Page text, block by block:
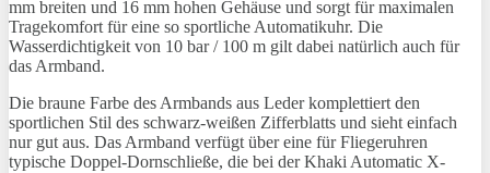
mm breiten und 16 mm hohen Gehäuse und sorgt für maximalen
Tragekomfort für eine so sportliche Automatikuhr. Die
Wasserdichtigkeit von 10 bar / 100 m gilt dabei natürlich auch für
das Armband.
Die braune Farbe des Armbands aus Leder komplettiert den
sportlichen Stil des schwarz-weißen Zifferblatts und sieht einfach
nur gut aus. Das Armband verfügt über eine für Fliegeruhren
typische Doppel-Dornschließe, die bei der Khaki Automatic X-